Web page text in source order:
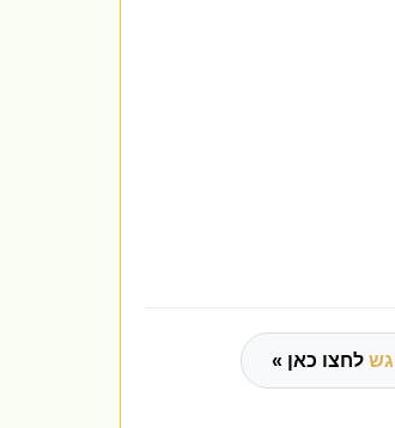
לחצו כאן »